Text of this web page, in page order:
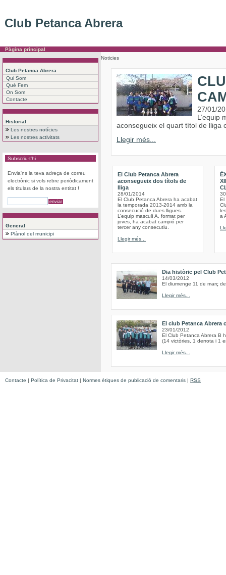
Club Petanca Abrera
Pàgina principal
Club Petanca Abrera
Qui Som
Què Fem
On Som
Contacte
Historial
Les nostres notícies
Les nostres activitats
Subscriu-t'hi
Envia'ns la teva adreça de correu
electrònic si vols rebre periòdicament
els titulars de la nostra entitat !
General
Plànol del municipi
Noticies
27/01/
L’equip
aconsegueix el quart títol de lliga
Llegir més...
El Club Petanca Abrera
aconsegueix dos títols de
lliga
28/01/2014
El Club Petanca Abrera ha acabat
la temporada 2013-2014 amb la
consecució de dues lligues.
L’equip masculí A, format per
joves, ha acabat campió per
tercer any consecutiu.
Llegir més...
El
a
Dia històric pel Club
14/03/2012
El diumenge 11 de març
Llegir més...
El club Petanca Abrera
23/01/2012
El Club Petanca Abrera B
(14 victòries, 1 derrota i 1
Llegir més...
Contacte | Política de Privacitat | Normes ètiques de publicació de comentaris | RSS